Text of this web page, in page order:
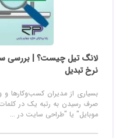
لانگ تیل چیست؟ | بررسی
نرخ تبدیل
بسیاری از مدیران کسب‌وکارها و
صرف رسیدن به رتبه یک در
موبایل" یا "طراحی سایت در ...